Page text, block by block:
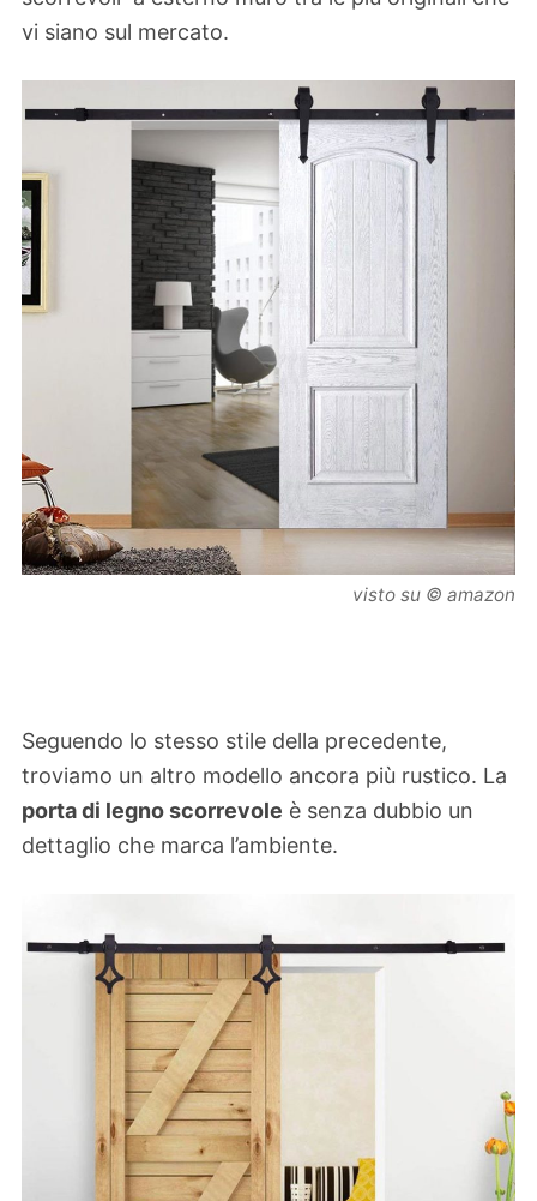
vi siano sul mercato.
visto su © amazon
Seguendo lo stesso stile della precedente,
troviamo un altro modello ancora più rustico. La
porta di legno scorrevole è senza dubbio un
dettaglio che marca l’ambiente.